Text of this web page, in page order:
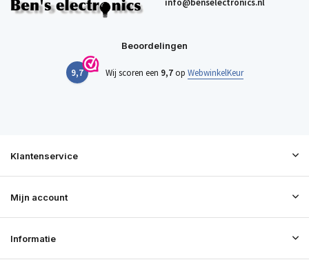
info@benselectronics.nl
Beoordelingen
9,7 Wij scoren een 9,7op WebwinkelKeur
Klantenservice
Mijn account
Informatie